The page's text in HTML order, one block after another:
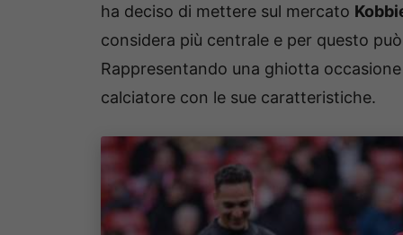
ha deciso di mettere sul mercato
considera più centrale e per questo
Rappresentando una ghiotta
calciatore con le sue caratteristiche.